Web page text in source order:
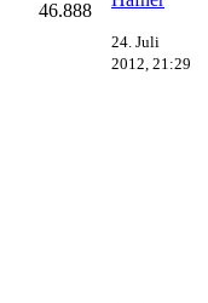
46.888
24. Juli
2012, 21:29